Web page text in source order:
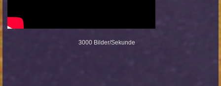
3000 Bilder/Sekunde